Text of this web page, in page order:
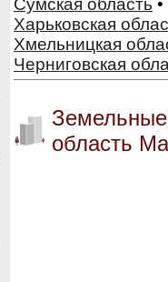
Сумская область •
Харьковская
Хмельницкая
Черниговская
Земельные
область